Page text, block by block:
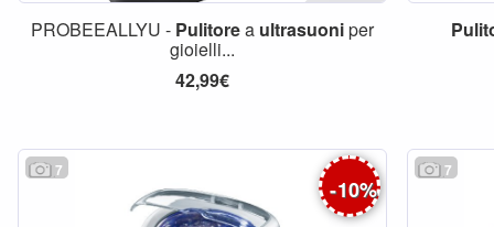
PROBEEALLYU - Pulitorea ultrasuoniper
gioielli...
42,99€
7
-10%
7